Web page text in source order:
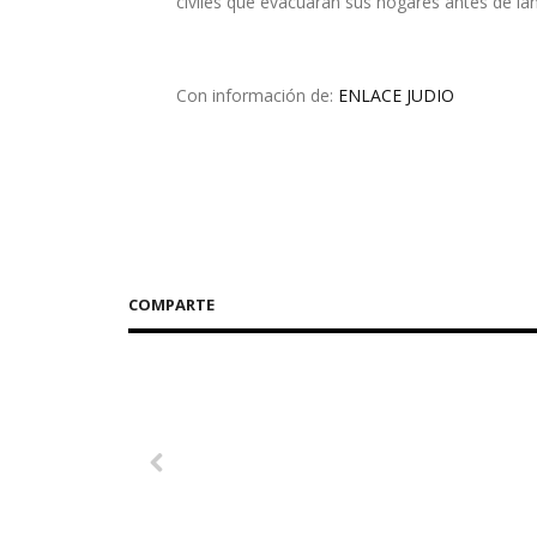
Con información de: ENLACE JUDIO
COMPARTE